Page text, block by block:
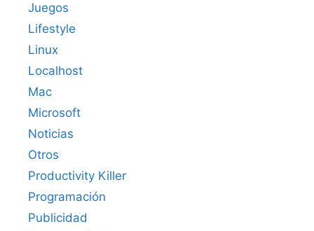
Juegos
Lifestyle
Linux
Localhost
Mac
Microsoft
Noticias
Otros
Productivity Killer
Programación
Publicidad